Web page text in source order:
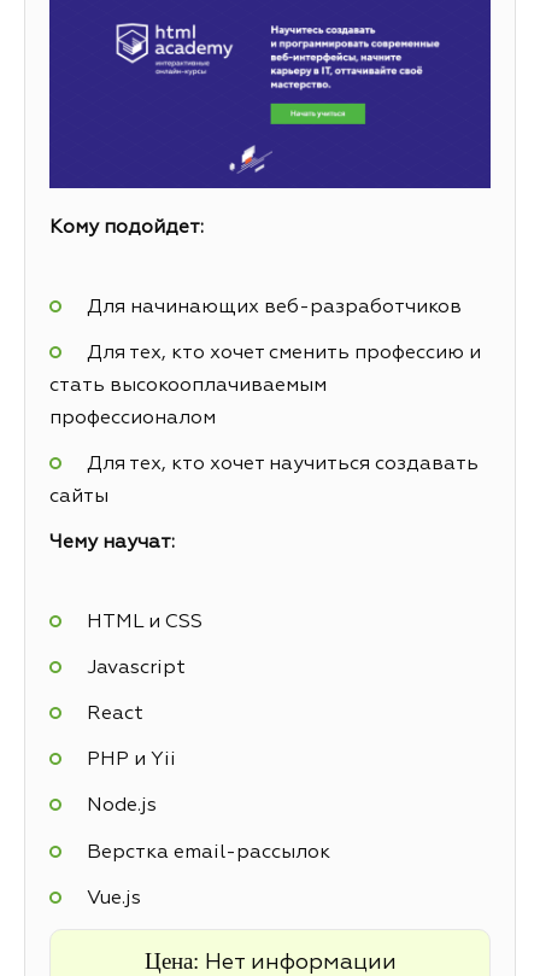
Кому подойдет:
Для начинающих веб-разработчиков
Для тех, кто хочет сменить профессию и
стать высокооплачиваемым
профессионалом
Для тех, кто хочет научиться создавать
сайты
Чему научат:
HTML и CSS
Javascript
React
PHP и Yii
Node.js
Верстка email-рассылок
Vue.js
Цена: Нет информации